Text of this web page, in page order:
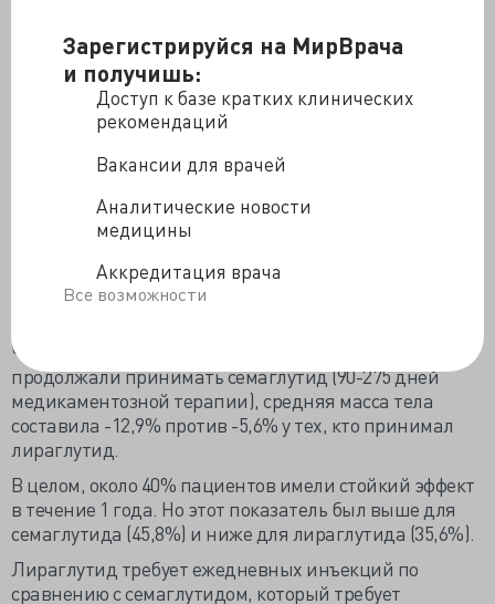
Зарегистрируйся на МирВрача
и получишь:
Доступ к базе кратких клинических
рекомендаций
Вакансии для врачей
Аналитические новости
медицины
Аккредитация врача
Все возможности
(11,1%) — семаглутид.
В целом, у пациентов с сахарным диабетом среднее
изменение веса составило -3,2% по сравнению с
пациентами с ожирением, у которых среднее
Семаглутид неизменно превосходил лираглутид,
особенно при ожирении.
В целом, через 1 год среднее процентное изменение
веса у пациентов с ожирением составило -5,1% при
приеме семаглутида по сравнению с -2,2% при
Через 1 год у пациентов с ожирением, которые
продолжали принимать семаглутид (90-275 дней
медикаментозной терапии), средняя масса тела
составила -12,9% против -5,6% у тех, кто принимал
лираглутид.
В целом, около 40% пациентов имели стойкий эффект
в течение 1 года. Но этот показатель был выше для
семаглутида (45,8%) и ниже для лираглутида (35,6%).
Лираглутид требует ежедневных инъекций по
сравнению с семаглутидом, который требует